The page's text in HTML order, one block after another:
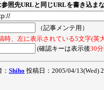
参照先URLと同じURLを書き込ま
（記事メンテ用）
時、左に表示されている5文字(英
(確認キーは表示後30
Shiho 投稿日：2005/04/13(Wed)